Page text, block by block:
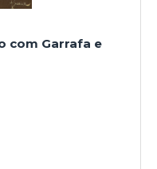
com Garrafa e